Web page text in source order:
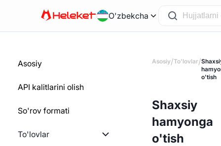
O'zbekcha
Asosiy
API kalitlarini olish
So'rov formati
To'lovlar
Asosiy/To'lovlar/
o'tish
Shaxsiy
hamyonga
o'tish